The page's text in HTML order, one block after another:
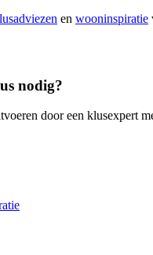
en wooninspiratie
nodig?
door een klusexpert